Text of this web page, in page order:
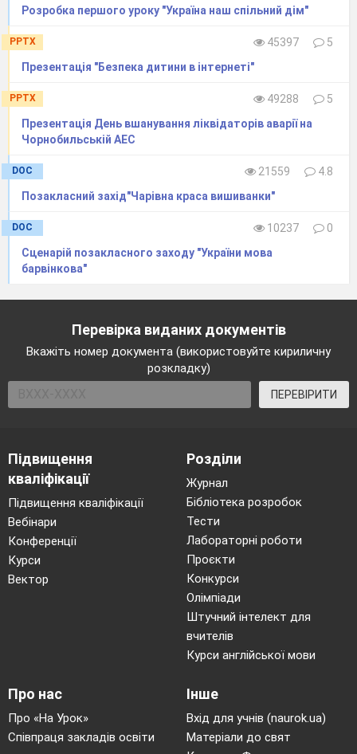
Розробка першого уроку "Україна наш спільний дім"
PPTX 45397
5
Презентація "Безпека дитини в інтернеті"
PPTX 49288
5
Презентація День вшанування ліквідаторів аварії на
Чорнобильській АЕС
DOC 21559
4.8
Позакласний захід"Чарівна краса вишиванки"
DOC 10237
0
Сценарій позакласного заходу "України мова
барвінкова"
Перевірка виданих документів
Вкажіть номер документа (використовуйте кириличну
розкладку)
ПЕРЕВІРИТИ
Підвищення
кваліфікації
Підвищення кваліфікації
Вебінари
Конференції
Курси
Вектор
Розділи
Журнал
Бібліотека розробок
Тести
Лабораторні роботи
Проєкти
Конкурси
Олімпіади
Штучний інтелект для
вчителів
Курси англійської мови
Про нас
Про «На Урок»
Співпраця закладів освіти
Інше
Вхід для учнів (naurok.ua)
Матеріали до свят